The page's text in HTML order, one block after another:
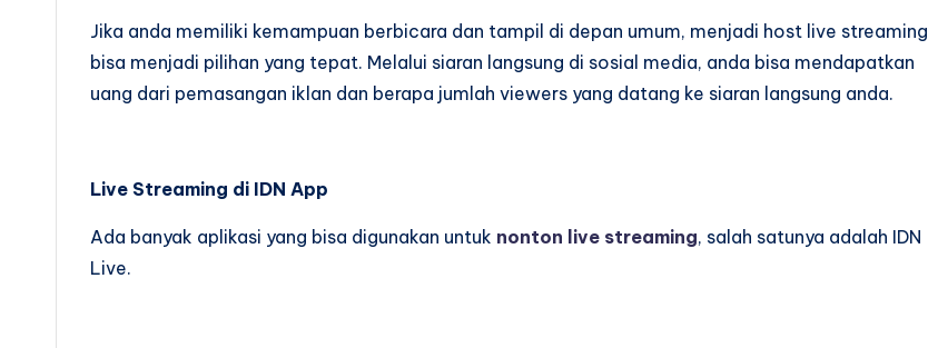
Jika anda memiliki kemampuan berbicara dan tampil di depan umum, menjadi host live streaming
bisa menjadi pilihan yang tepat. Melalui siaran langsung di sosial media, anda bisa mendapatkan
uang dari pemasangan iklan dan berapa jumlah viewers yang datang ke siaran langsung anda.
Live Streaming di IDN App
Ada banyak aplikasi yang bisa digunakan untuk nonton live streaming, salah satunya adalah IDN
Live.